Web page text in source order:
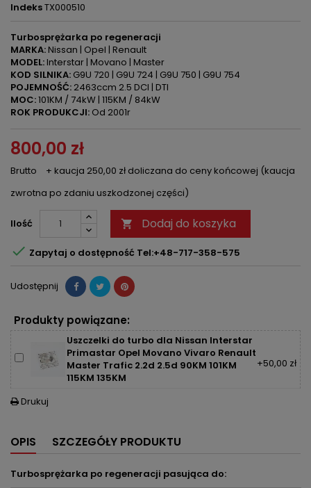
IndeksTX000510
Turbosprężarka po regeneracji
MARKA:Nissan | Opel | Renault
MODEL:Interstar | Movano | Master
KOD SILNIKA: G9U 720 | G9U 724 | G9U 750 | G9U 754
POJEMNOŚĆ: 2463ccm 2.5 DCI | DTI
MOC:101KM / 74kW | 115KM / 84kW
ROK PRODUKCJI: Od 2001r
800,00 zł
Brutto
+ kaucja 250,00 zł doliczana do ceny końcowej (kaucja
zwrotna po zdaniu uszkodzonej części)
Ilość  Dodaj do koszyka
 Zapytaj o dostępność Tel:+48-717-358-575
Udostępnij
Produkty powiązane:
Uszczelki do turbo dla Nissan Interstar
Primastar Opel Movano Vivaro Renault
Master Trafic 2.2d 2.5d 90KM 101KM
115KM 135KM
+50,00 zł
 Drukuj
OPIS SZCZEGÓŁY PRODUKTU
Turbosprężarka po regeneracji pasująca do: